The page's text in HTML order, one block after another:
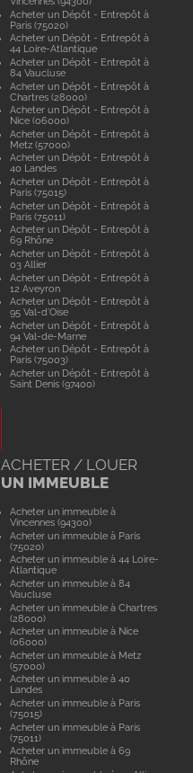
Acheter un Dépôt - Entrepôt à
Paris (75020)
Acheter un Dépôt - Entrepôt à
44 Loire-Atlantique
Acheter un Dépôt - Entrepôt à
84 Vaucluse
Acheter un Dépôt - Entrepôt à
Chartres (28000)
Acheter un Dépôt - Entrepôt à
Nice (06000)
Acheter un Dépôt - Entrepôt à
Metz (57000)
Acheter un Dépôt - Entrepôt à
40 Landes
Acheter un Dépôt - Entrepôt à
Paris (75015)
Acheter un Dépôt - Entrepôt à
Paris (75011)
Acheter un Dépôt - Entrepôt à
69 Rhône
Acheter un Dépôt - Entrepôt à
03 Allier
Acheter un Dépôt - Entrepôt à
12 Aveyron
Acheter un Dépôt - Entrepôt à
95 Val-d'Oise
Acheter un Dépôt - Entrepôt à
94 Val-de-Marne
Acheter un Dépôt - Entrepôt à
Paris (75003)
Acheter un Dépôt - Entrepôt à
Saint Denis (97400)
ACHETER / LOUER
UN IMMEUBLE
Acheter un immeuble à
Vincennes (94300)
Acheter un immeuble à Paris
(75020)
Acheter un immeuble à 44 Loire-
Atlantique
Acheter un immeuble à 84
Vaucluse
Acheter un immeuble à Chartres
(28000)
Acheter un immeuble à Nice
(06000)
Acheter un immeuble à Metz
(57000)
Acheter un immeuble à 40
Landes
Acheter un immeuble à Paris
(75015)
Acheter un immeuble à Paris
(75011)
Acheter un immeuble à 69
Rhône